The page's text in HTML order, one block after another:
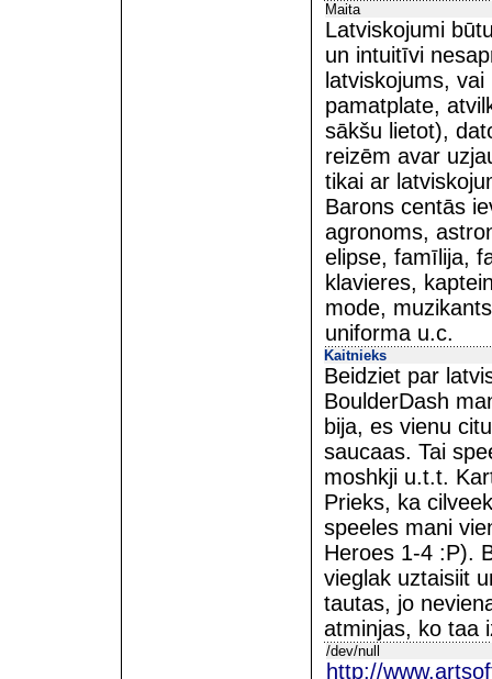
Maita
Latviskojumi
un intuitīvi
latviskojums,
pamatplate,
sākšu lietot),
reizēm avar
tikai ar
Barons centās
agronoms,
elipse, famīlija,
klavieres,
mode,
uniforma u.c.
Kaitnieks
Beidziet par
BoulderDash
bija, es vienu
saucaas. Tai
moshkji u.t.t.
Prieks, ka
speeles mani
Heroes 1-4 :P).
vieglak uztaisiit
tautas, jo
atminjas, ko taa
/dev/null
http://